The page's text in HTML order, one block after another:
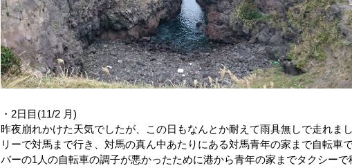
・2日目(11/2 月)
昨夜崩れかけた天気でしたが、この日もなんとか耐えて雨具無しで走れま
リーで対馬まで行き、対馬の真ん中あたりにある対馬青年の家まで自転車
バーの1人の自転車の調子が悪かったために港から青年の家までタクシーで